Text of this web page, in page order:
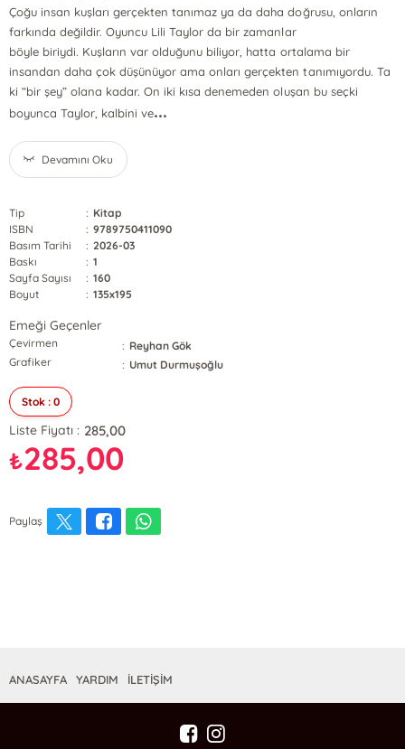
Çoğu insan kuşları gerçekten tanımaz ya da daha doğrusu, onların
farkında değildir. Oyuncu Lili Taylor da bir zamanlar
böyle biriydi. Kuşların var olduğunu biliyor, hatta ortalama bir
insandan daha çok düşünüyor ama onları gerçekten tanımıyordu. Ta
ki “bir şey” olana kadar. On iki kısa denemeden oluşan bu seçki
boyunca Taylor, kalbini ve...
Devamını Oku
Tip : Kitap
ISBN
: 9789750411090
Basım Tarihi
: 2026-03
Baskı
: 1
Sayfa Sayısı
: 160
Boyut
: 135x195
Emeği Geçenler
Çevirmen : Reyhan Gök
Grafiker
: Umut Durmuşoğlu
Stok : 0
Liste Fiyatı : 285,00
₺285,00
Paylaş
ANASAYFA YARDIM İLETİŞİM